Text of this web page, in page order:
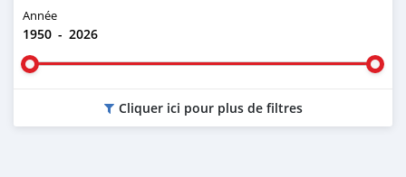
Année
1950 - 2026
Cliquer ici pour plus de filtres